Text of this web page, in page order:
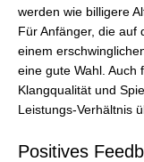
werden wie billigere
Für Anfänger, die auf
einem
eine gute Wahl. Auch
Klangqualität und
Leistungs-Verhältnis
Positives